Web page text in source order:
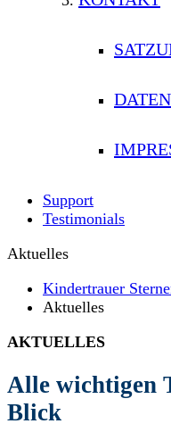
Support
Testimonials
Aktuelles
Kindertrauer
Aktuelles
AKTUELLES
Alle wichtigen
Blick